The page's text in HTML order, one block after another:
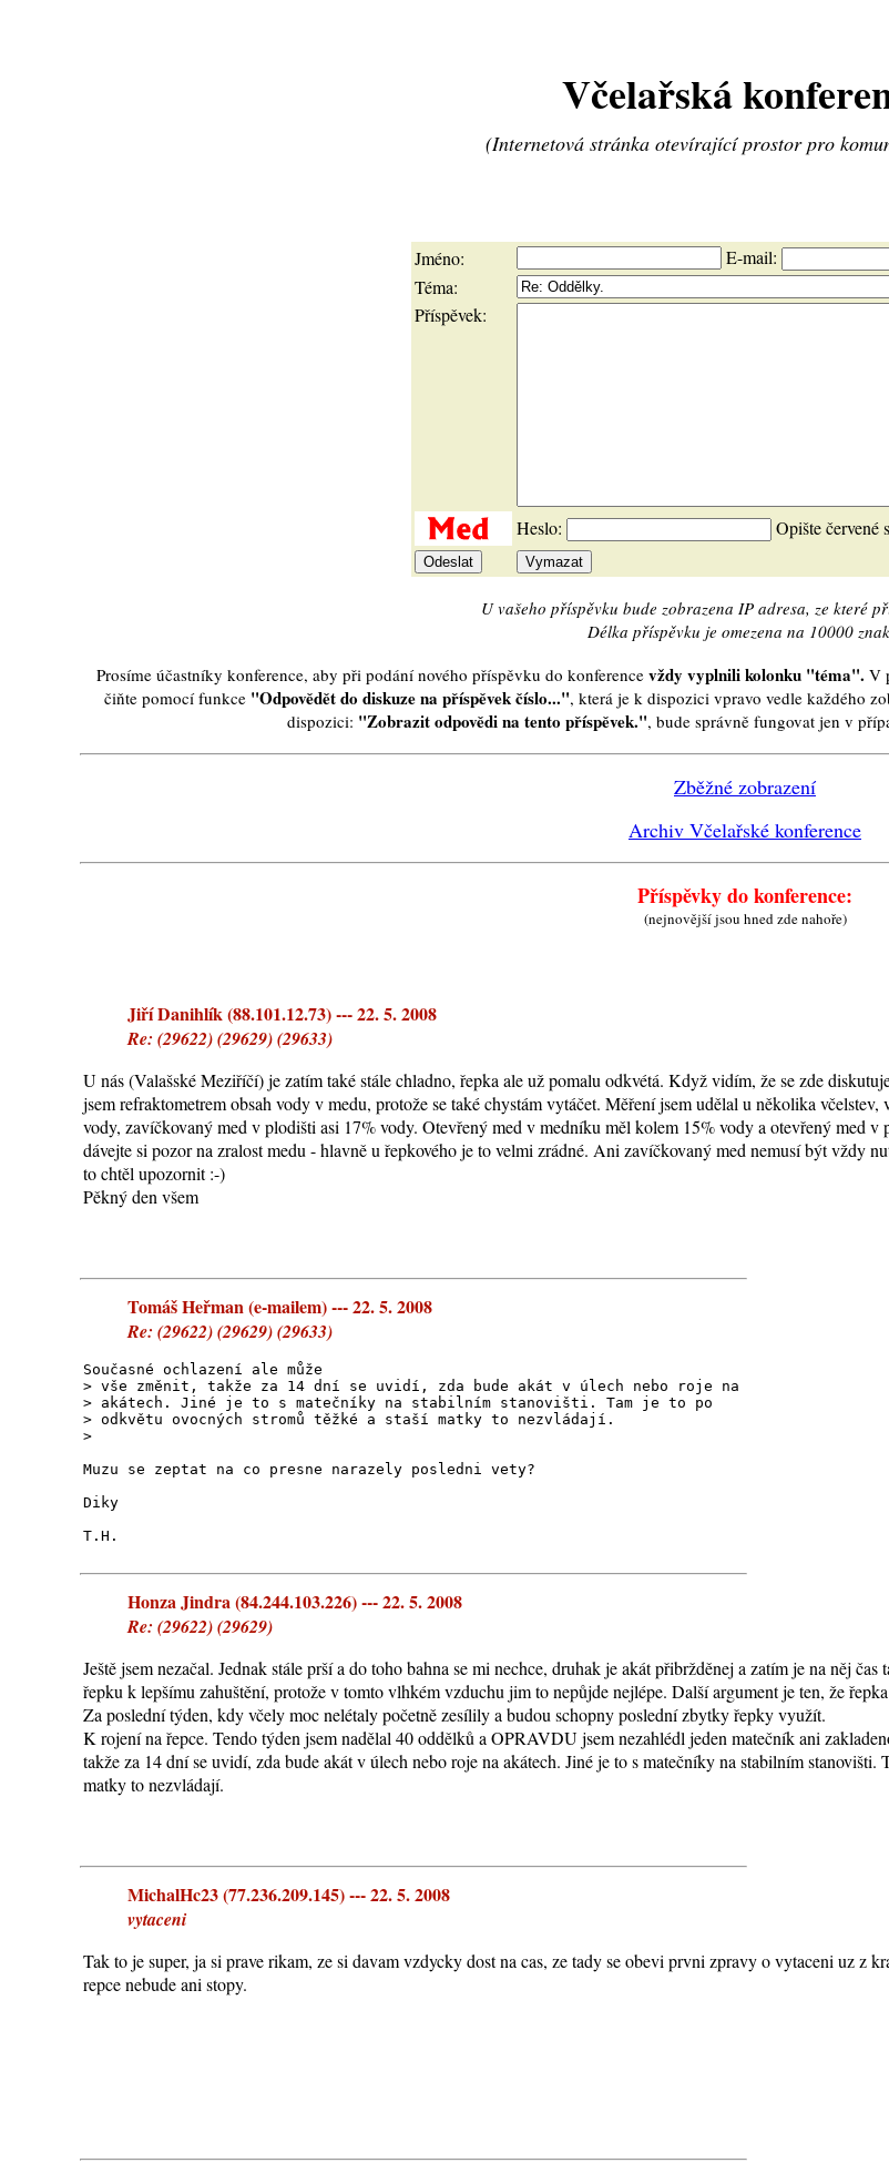
Včelařská
(Internetová stránka otevírající prostor pro
Jméno:
E-mail:
Téma:
Příspěvek:
Heslo: Opište červené
U vašeho příspěvku bude zobrazena IP adresa, ze které
Délka příspěvku je omezena na 10000
Prosíme účastníky konference, aby při podání nového příspěvku do konference vždy vyplnili kolonku "téma". V
čiňte pomocí funkce "Odpovědět do diskuze na příspěvek číslo...", která je k dispozici vpravo vedle každého
dispozici: "Zobrazit odpovědi na tento příspěvek.", bude správně fungovat jen v
Zběžné zobrazení
Archiv Včelařské konference
Příspěvky do konference:
(nejnovější jsou hned zde nahoře)
Jiří Danihlík (88.101.12.73) --- 22. 5. 2008
Re: (29622) (29629) (29633)
U nás (Valašské Meziříčí) je zatím také stále chladno, řepka ale už pomalu odkvétá. Když vidím, že se zde
jsem refraktometrem obsah vody v medu, protože se také chystám vytáčet. Měření jsem udělal u několika
vody, zavíčkovaný med v plodišti asi 17% vody. Otevřený med v medníku měl kolem 15% vody a otevřený med v
dávejte si pozor na zralost medu - hlavně u řepkového je to velmi zrádné. Ani zavíčkovaný med nemusí být vždy
to chtěl upozornit :-)
Pěkný den všem
Tomáš Heřman (e-mailem) --- 22. 5. 2008
Re: (29622) (29629) (29633)
Současné ochlazení ale může
> vše změnit, takže za 14 dní se uvidí, zda bude akát v úlech nebo roje na
> akátech. Jiné je to s matečníky na stabilním stanovišti. Tam je to po
> odkvětu ovocných stromů těžké a staší matky to nezvládají.
>
Muzu se zeptat na co presne narazely posledni vety?
Diky
T.H.
Honza Jindra (84.244.103.226) --- 22. 5. 2008
Re: (29622) (29629)
Ještě jsem nezačal. Jednak stále prší a do toho bahna se mi nechce, druhak je akát přibržděnej a zatím je na něj
řepku k lepšímu zahuštění, protože v tomto vlhkém vzduchu jim to nepůjde nejlépe. Další argument je ten, že
Za poslední týden, kdy včely moc nelétaly početně zesílily a budou schopny poslední zbytky řepky využít.
K rojení na řepce. Tendo týden jsem nadělal 40 oddělků a OPRAVDU jsem nezahlédl jeden matečník ani
takže za 14 dní se uvidí, zda bude akát v úlech nebo roje na akátech. Jiné je to s matečníky na stabilním stanovišti.
matky to nezvládají.
MichalHc23 (77.236.209.145) --- 22. 5. 2008
vytaceni
Tak to je super, ja si prave rikam, ze si davam vzdycky dost na cas, ze tady se obevi prvni zpravy o vytaceni uz z
repce nebude ani stopy.